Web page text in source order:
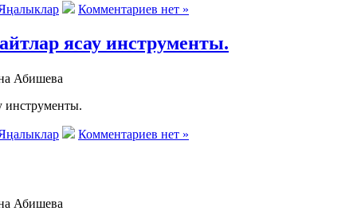
Комментариев нет »
ясау инструменты.
Абишева
инструменты.
Комментариев нет »
Абишева